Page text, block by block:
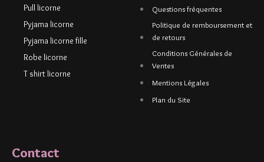
Pull licorne
Pyjama licorne
Pyjama licorne fille
Robe licorne
T shirt licorne
Questions fréquentes
Politique de remboursement et
de retours
Conditions Générales de
Ventes
Mentions Légales
Plan du Site
Contact